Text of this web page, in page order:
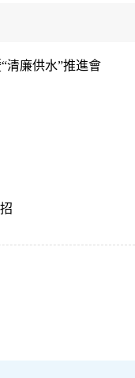
清廉供水”推進會